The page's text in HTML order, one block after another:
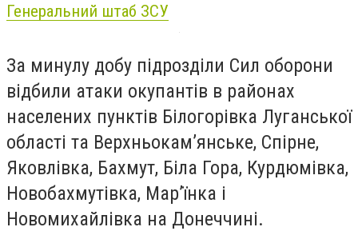
Генеральний штаб ЗСУ
За минулу добу підрозділи Сил оборони
відбили атаки окупантів в районах
населених пунктів Білогорівка Луганської
області та Верхньокам’янське, Спірне,
Яковлівка, Бахмут, Біла Гора, Курдюмівка,
Новобахмутівка, Мар’їнка і
Новомихайлівка на Донеччині.